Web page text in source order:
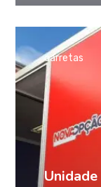
carretas